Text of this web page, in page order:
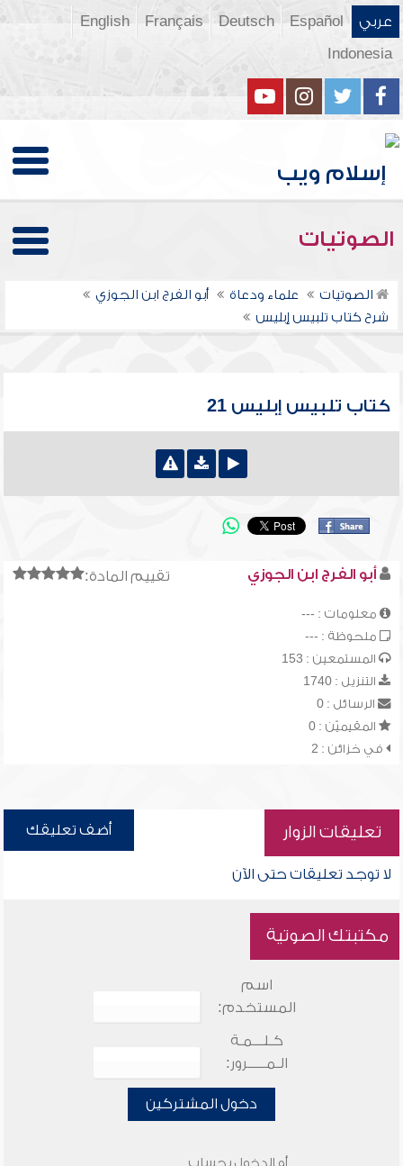
عربي Español
Deutsch
Français
English
Indonesia
الصوتيات
الصوتيات علماء ودعاة
أبو الفرج ابن الجوزي
شرح كتاب تلبيس إبليس
كتاب تلبيس إبليس 21
تقييم المادة: أبو الفرج ابن الجوزي
معلومات : ---
ملحوظة : ---
المستمعين : 153
التنزيل : 1740
الرسائل : 0
المقيميّن : 0
في خزائن : 2
تعليقات الزوار أضف تعليقك
لا توجد تعليقات حتى الآن
مكتبتك الصوتية
اسم
المستخدم:
كـلـــمـة
الـمـــــرور:
دخول المشتركين